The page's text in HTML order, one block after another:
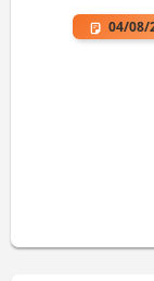
04/08/